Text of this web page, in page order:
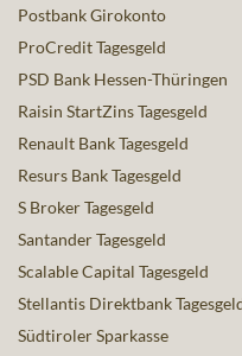
Postbank Girokonto
ProCredit Tagesgeld
PSD Bank Hessen-Thüringen
Raisin StartZins Tagesgeld
Renault Bank Tagesgeld
Resurs Bank Tagesgeld
S Broker Tagesgeld
Santander Tagesgeld
Scalable Capital Tagesgeld
Stellantis Direktbank
Südtiroler Sparkasse